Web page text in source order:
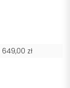
649,00 zł